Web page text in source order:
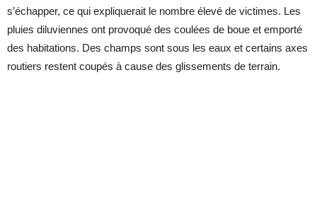
s’échapper, ce qui expliquerait le nombre élevé de victimes. Les
pluies diluviennes ont provoqué des coulées de boue et emporté
des habitations. Des champs sont sous les eaux et certains axes
routiers restent coupés à cause des glissements de terrain.